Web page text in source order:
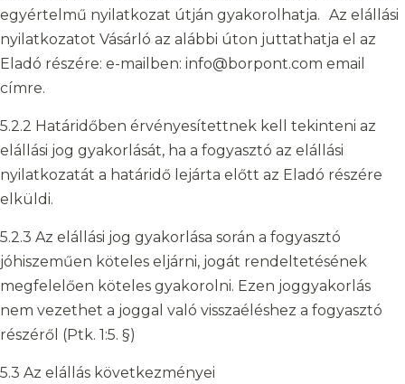
egyértelmű nyilatkozat útján gyakorolhatja. Az elállási
nyilatkozatot Vásárló az alábbi úton juttathatja el az
Eladó részére: e-mailben: info@borpont.com email
címre.
5.2.2 Határidőben érvényesítettnek kell tekinteni az
elállási jog gyakorlását, ha a fogyasztó az elállási
nyilatkozatát a határidő lejárta előtt az Eladó részére
elküldi.
5.2.3 Az elállási jog gyakorlása során a fogyasztó
jóhiszeműen köteles eljárni, jogát rendeltetésének
megfelelően köteles gyakorolni. Ezen joggyakorlás
nem vezethet a joggal való visszaéléshez a fogyasztó
részéről (Ptk. 1:5. §)
5.3 Az elállás következményei